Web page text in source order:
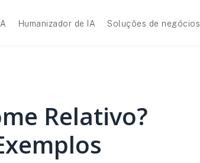
Humanizador de IA Soluções de negócios
Relativo?